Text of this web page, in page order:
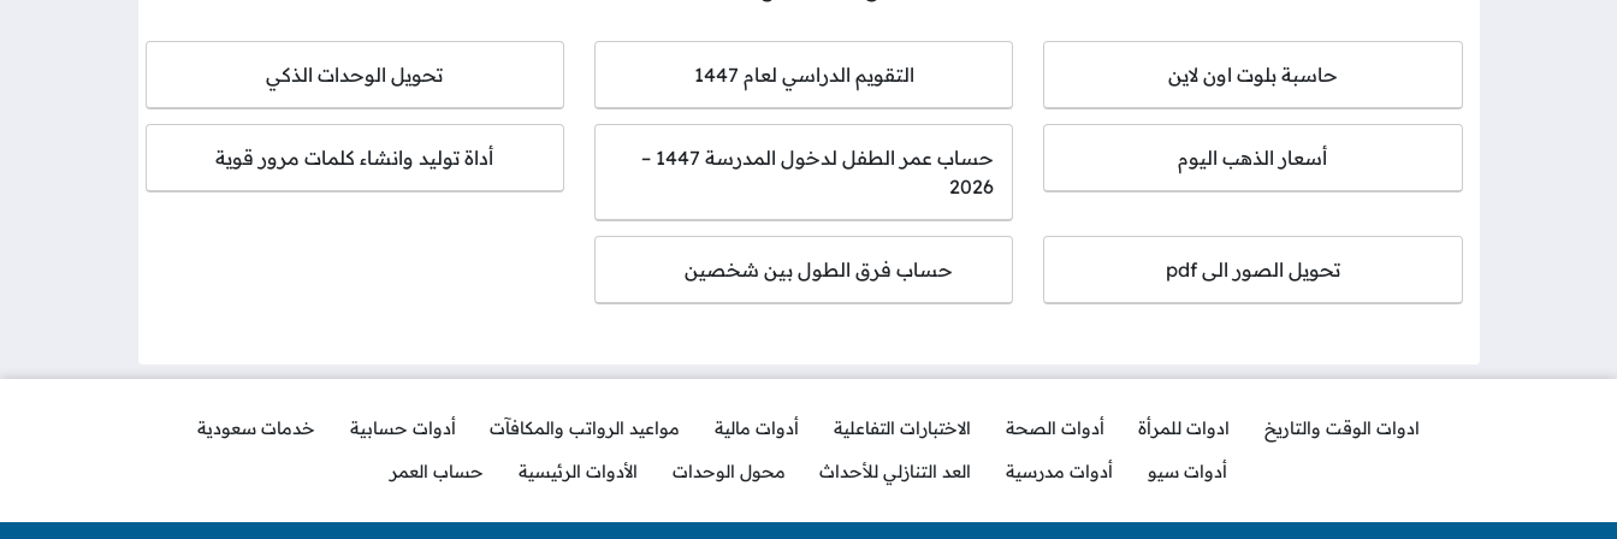
حاسبة بلوت اون لاين التقويم الدراسي لعام 1447 تحويل الوحدات الذكي
أسعار الذهب اليوم
حساب عمر الطفل لدخول المدرسة 1447 –
2026
أداة توليد وانشاء كلمات مرور قوية
تحويل الصور الى pdf حساب فرق الطول بين شخصين
ادوات الوقت والتاريخ ادوات للمرأة أدوات الصحة الاختبارات التفاعلية أدوات مالية مواعيد الرواتب والمكافآت أدوات حسابية
خدمات سعودية
أدوات سيو
أدوات مدرسية العد التنازلي للأحداث محول الوحدات الأدوات الرئيسية حساب العمر